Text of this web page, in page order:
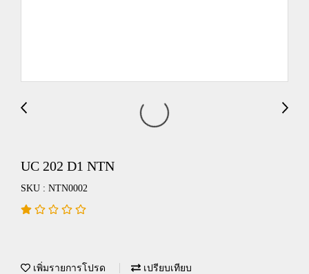
UC 202 D1 NTN
SKU : NTN0002
เพิ่มรายการโปรด เปรียบเทียบ